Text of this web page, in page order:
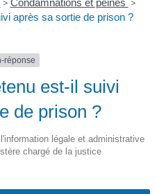
> Condamnations et peines >
après sa sortie de prison ?
réponse
est-il suivi
de prison ?
légale et administrative
chargé de la justice